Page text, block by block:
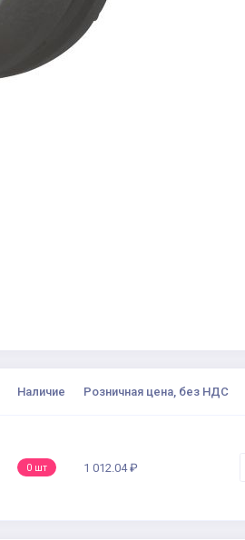
Наличие Розничная цена, без НДС
0 шт 1 012.04 ₽